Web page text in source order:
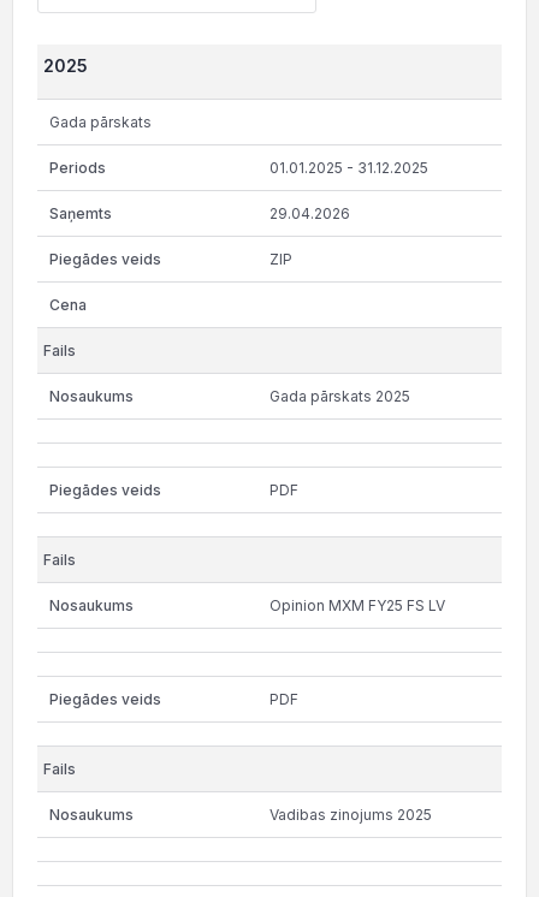
2025
Gada pārskats
01.01.2025 - 31.12.2025
29.04.2026
ZIP
Gada pārskats 2025
PDF
Opinion MXM FY25 FS LV
PDF
Vadibas zinojums 2025